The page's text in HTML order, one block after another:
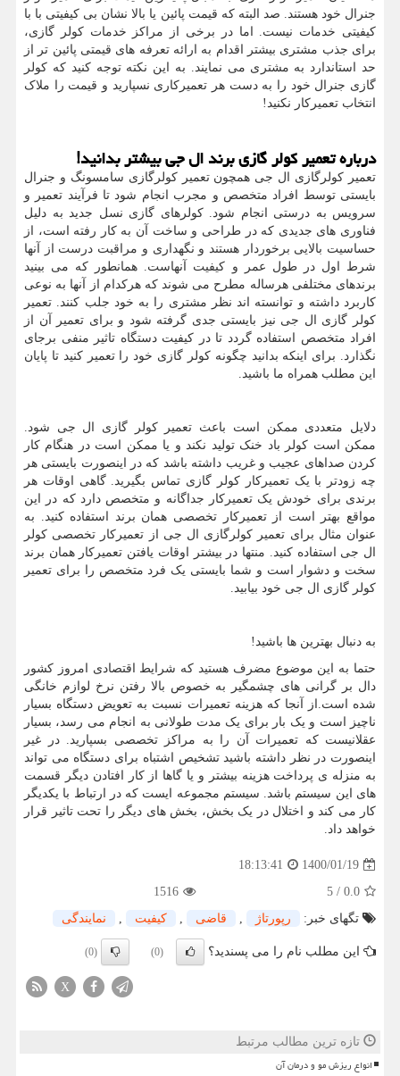
جنرال خود هستند. صد البته که قیمت پائین یا بالا نشان بی کیفیتی با با
کیفیتی خدمات نیست. اما در برخی از مراکز خدمات کولر گازی،
برای جذب مشتری بیشتر اقدام به ارائه تعرفه های قیمتی پائین تر از
حد استاندارد به مشتری می نمایند. به این نکته توجه کنید که کولر
گازی جنرال خود را به دست هر تعمیرکاری نسپارید و قیمت را ملاک
انتخاب تعمیرکار نکنید!
درباره تعمیر کولر گازی برند ال جی بیشتر بدانید!
تعمیر کولرگازی ال جی همچون تعمیر کولرگازی سامسونگ و جنرال
بایستی توسط افراد متخصص و مجرب انجام شود تا فرآیند تعمیر و
سرویس به درستی انجام شود. کولرهای گازی نسل جدید به دلیل
فناوری های جدیدی که در طراحی و ساخت آن به کار رفته است، از
حساسیت بالایی برخوردار هستند و نگهداری و مراقبت درست از آنها
شرط اول در طول عمر و کیفیت آنهاست. همانطور که می بینید
برندهای مختلفی هرساله مطرح می شوند که هرکدام از آنها به نوعی
کاربرد داشته و توانسته اند نظر مشتری را به خود جلب کنند. تعمیر
کولر گازی ال جی نیز بایستی جدی گرفته شود و برای تعمیر آن از
افراد متخصص استفاده گردد تا در کیفیت دستگاه تاثیر منفی برجای
نگذارد. برای اینکه بدانید چگونه کولر گازی خود را تعمیر کنید تا پایان
این مطلب همراه ما باشید.
دلایل متعددی ممکن است باعث تعمیر کولر گازی ال جی شود.
ممکن است کولر باد خنک تولید نکند و یا ممکن است در هنگام کار
کردن صداهای عجیب و غریب داشته باشد که در اینصورت بایستی هر
چه زودتر با یک تعمیرکار کولر گازی تماس بگیرید. گاهی اوقات هر
برندی برای خودش یک تعمیرکار جداگانه و متخصص دارد که در این
مواقع بهتر است از تعمیرکار تخصصی همان برند استفاده کنید. به
عنوان مثال برای تعمیر کولرگازی ال جی از تعمیرکار تخصصی کولر
ال جی استفاده کنید. منتها در بیشتر اوقات یافتن تعمیرکار همان برند
سخت و دشوار است و شما بایستی یک فرد متخصص را برای تعمیر
کولر گازی ال جی خود بیابید.
به دنبال بهترین ها باشید!
حتما به این موضوع مضرف هستید که شرایط اقتصادی امروز کشور
دال بر گرانی های چشمگیر به خصوص بالا رفتن نرخ لوازم خانگی
شده است.از آنجا که هزینه تعمیرات نسبت به تعویض دستگاه بسیار
ناچیز است و یک بار برای یک مدت طولانی به انجام می رسد، بسیار
عقلانیست که تعمیرات آن را به مراکز تخصصی بسپارید. در غیر
اینصورت در نظر داشته باشید تشخیص اشتباه برای دستگاه می تواند
به منزله ی پرداخت هزینه بیشتر و یا گاها از کار افتادن دیگر قسمت
های این سیستم باشد. سیستم مجموعه ایست که در ارتباط با یکدیگر
کار می کند و اختلال در یک بخش، بخش های دیگر را تحت تاثیر قرار
خواهد داد.
1400/01/19
18:13:41
0.0
/
5
1516
تگهای خبر:
رپورتاژ , قاضی , كیفیت , نمایندگی
این مطلب نام را می پسندید؟ (0)
(0)
X
تازه ترین مطالب مرتبط
انواع ریزش مو و درمان آن